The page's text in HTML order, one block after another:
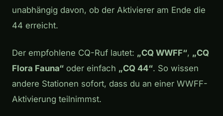
unabhängig davon, ob der Aktivierer am Ende die
44 erreicht.
Der empfohlene CQ-Ruf lautet: „CQ WWFF“, „CQ
Flora Fauna“ oder einfach „CQ 44“. So wissen
andere Stationen sofort, dass du an einer WWFF-
Aktivierung teilnimmst.